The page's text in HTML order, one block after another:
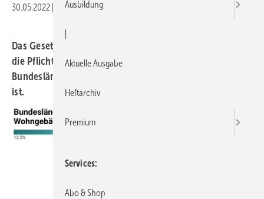
30.05.2022 Druckvorschau
Das Gesetz zur CO
die Pflicht. Eine Studie hat untersucht, in welchen
Bundesländern mit den höchsten Abgaben zu rechnen
ist.
Ausbildung
Aktuelle Ausgabe
Heftarchiv
Premium
Services
Abo & Shop